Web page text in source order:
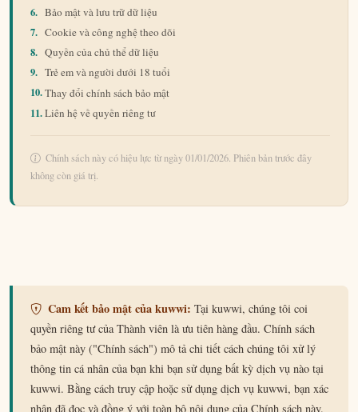
6. Bảo mật và lưu trữ dữ liệu
7. Cookie và công nghệ theo dõi
8. Quyền của chủ thể dữ liệu
9. Trẻ em và người dưới 18 tuổi
10.Thay đổi chính sách bảo mật
11.Liên hệ về quyền riêng tư
Chính sách này có hiệu lực từ ngày 01/01/2026. Phiên bản trước đây
không còn giá trị.
Cam kết bảo mật của kuwwi: Tại kuwwi, chúng tôi coi
quyền riêng tư của Thành viên là ưu tiên hàng đầu. Chính sách
bảo mật này ("Chính sách") mô tả chi tiết cách chúng tôi xử lý
thông tin cá nhân của bạn khi bạn sử dụng bất kỳ dịch vụ nào tại
kuwwi. Bằng cách truy cập hoặc sử dụng dịch vụ kuwwi, bạn xác
nhận đã đọc và đồng ý với toàn bộ nội dung của Chính sách này.